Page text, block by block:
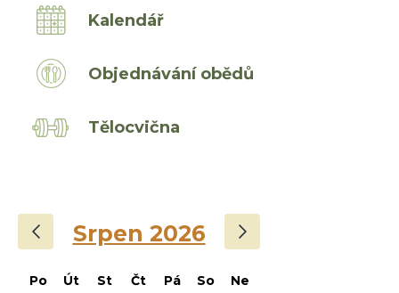
Kalendář
Objednávání obědů
Tělocvična
Srpen 2026 ›
Po Út St Čt Pá So Ne